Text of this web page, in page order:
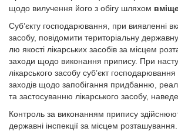
щодо вилучення його з обігу шляхом
Суб’єкту господарювання, при виявленні
засобу, повідомити територіальну
лю якості лікарських засобів за місцем
заходи щодо виконання припису. При
лікарського засобу суб’єкт
заходів щодо запобігання придбанню,
та застосуванню лікарського засобу,
Контроль за виконанням припису
державні інспекції за місцем розташування.